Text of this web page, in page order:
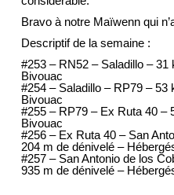
Bravo à notre Maïwenn qui
Descriptif de la semaine :
#253 – RN52 – Saladillo –
Bivouac
#254 – Saladillo – RP79 – 53
Bivouac
#255 – RP79 – Ex Ruta 40 –
Bivouac
#256 – Ex Ruta 40 – San
204 m de dénivelé –
#257 – San Antonio de los
935 m de dénivelé –